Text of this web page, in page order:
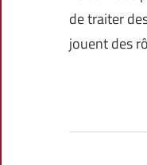
de traiter
jouent des